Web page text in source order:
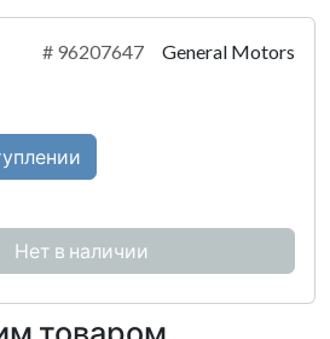
# 96207647 General Motors
Нет в наличии